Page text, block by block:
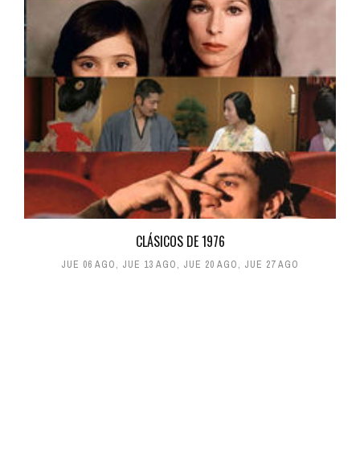
CLÁSICOS DE 1976
JUE 06 AGO, JUE 13 AGO, JUE 20 AGO, JUE 27 AGO